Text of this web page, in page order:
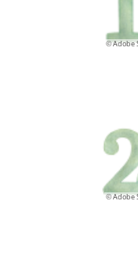
© Adobe
© Adobe